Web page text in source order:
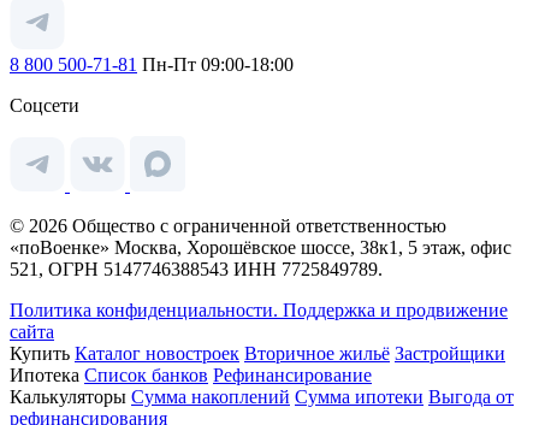
8 800 500-71-81 Пн-Пт 09:00-18:00
Соцсети
© 2026 Общество с ограниченной ответственностью
«поВоенке» Москва, Хорошёвское шоссе, 38к1, 5 этаж, офис
521, ОГРН 5147746388543 ИНН 7725849789.
Политика конфиденциальности. Поддержка и продвижение
сайта
Купить Каталог новостроек Вторичное жильё Застройщики
Ипотека Список банков Рефинансирование
Калькуляторы Сумма накоплений Сумма ипотеки Выгода от
рефинансирования